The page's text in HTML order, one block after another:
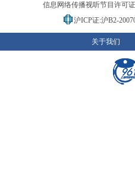
信息网络传播视听节目许可
沪ICP证:沪B2-
关于我们